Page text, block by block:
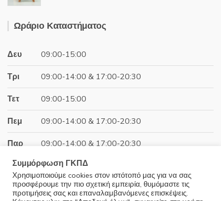
15.04€.είναι:
Ωράριο Καταστήματος
Δευ 09:00-15:00
Τρι 09:00-14:00 & 17:00-20:30
Τετ 09:00-15:00
Πεμ 09:00-14:00 & 17:00-20:30
Παρ 09:00-14:00 & 17:00-20:30
Σαβ 09:00-15:00
Κυρ Κλειστά
Συμμόρφωση ΓΚΠΔ
Χρησιμοποιούμε cookies στον ιστότοπό μας για να σας
προσφέρουμε την πιο σχετική εμπειρία, θυμόμαστε τις
προτιμήσεις σας και επαναλαμβανόμενες επισκέψεις.